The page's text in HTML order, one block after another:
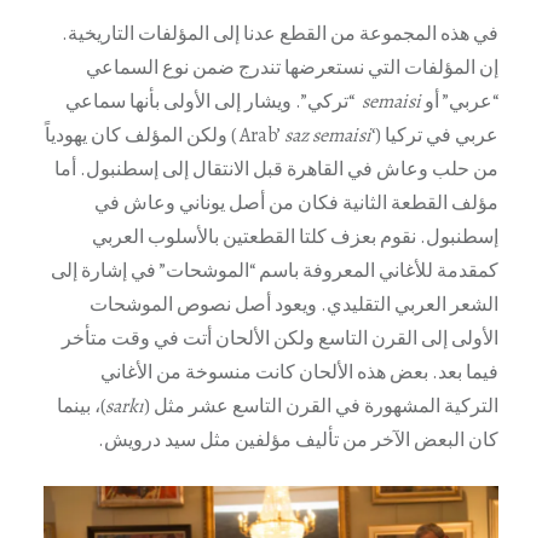
في هذه المجموعة من القطع عدنا إلى المؤلفات التاريخية.
إن المؤلفات التي نستعرضها تندرج ضمن نوع السماعي
“عربي” أوsemaisi “تركي”. ويشار إلى الأولى بأنها سماعي
عربي في تركيا (‘Arab’saz semaisi
) ولكن المؤلف كان يهودياً
من حلب وعاش في القاهرة قبل الانتقال إلى إسطنبول. أما
مؤلف القطعة الثانية فكان من أصل يوناني وعاش في
إسطنبول. نقوم بعزف كلتا القطعتين بالأسلوب العربي
كمقدمة للأغاني المعروفة باسم “الموشحات” في إشارة إلى
الشعر العربي التقليدي. ويعود أصل نصوص الموشحات
الأولى إلى القرن التاسع ولكن الألحان أتت في وقت متأخر
فيما بعد. بعض هذه الألحان كانت منسوخة من الأغاني
التركية المشهورة في القرن التاسع عشر مثل (sarkı)، بينما
كان البعض الآخر من تأليف مؤلفين مثل سيد درويش.